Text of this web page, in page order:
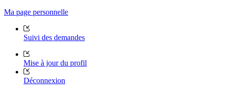
Ma page personnelle
Suivi des demandes
Mise à jour du profil
Déconnexion